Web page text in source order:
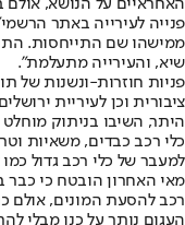
האחראיים על הנושא, אולם
פנייה לעירייה באתר
ממישהו שם התייחסות.
שיא, והעירייה מתעלמת".
פניות חוזרות-ונשנות של
ציבורית וכן לעיריית
היתר, השיבו בניתוק
כלי רכב כבדים, משאיות
למעבר של כלי רכב גדול
מאי האחרון הובטח כי
רכב להסעת המונים, אולם
העגום נותר על כנו מבלי